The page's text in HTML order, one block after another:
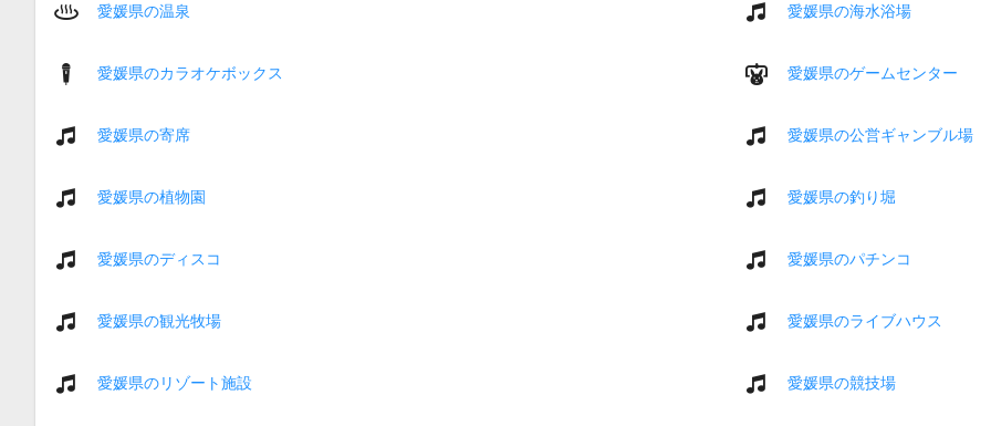
愛媛県の温泉 愛媛県の海水浴場
愛媛県のカラオケボックス 愛媛県のゲームセンター
愛媛県の寄席 愛媛県の公営ギャンブル場
愛媛県の植物園 愛媛県の釣り堀
愛媛県のディスコ 愛媛県のパチンコ
愛媛県の観光牧場 愛媛県のライブハウス
愛媛県のリゾート施設 愛媛県の競技場